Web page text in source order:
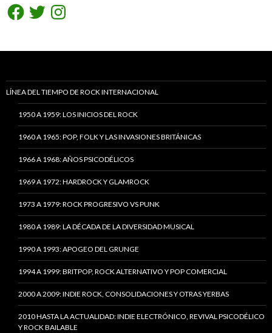
FacebookTwitterInstagram
LÍNEA DEL TIEMPO DE ROCK INTERNACIONAL
1950 A 1959: LOS INICIOS DEL ROCK
1960 A 1965: POP, FOLK Y LAS INVASIONES BRITÁNICAS
1966 A 1968: AÑOS PSICODÉLICOS
1969 A 1972: HARDROCK Y GLAMROCK
1973 A 1979: ROCK PROGRESIVO VS PUNK
1980 A 1989: LA DÉCADA DE LA DIVERSIDAD MUSICAL
1990 A 1993: APOGEO DEL GRUNGE
1994 A 1999: BRITPOP, ROCK ALTERNATIVO Y POP COMERCIAL
2000 A 2009: INDIE ROCK, CONSOLIDACIONES Y OTRAS YERBAS
2010 HASTA LA ACTUALIDAD: INDIE ELECTRÓNICO, REVIVAL PSICODÉLICO
Y ROCK BAILABLE